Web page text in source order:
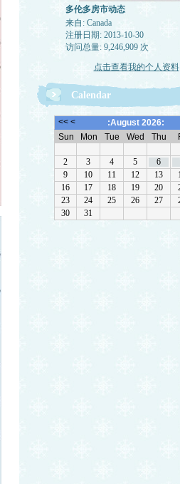
多伦多房市动态
来自: Canada
注册日期: 2013-10-30
访问总量: 9,246,909 次
点击查看我的个人资料
Calendar